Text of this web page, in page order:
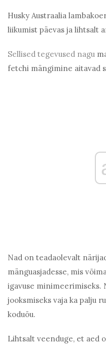
Husky Austraalia
liikumist päevas ja lihtsalt
Sellised tegevused nagu
fetchi mängimine aitavad
Nad on teadaolevalt
mänguasjadesse, mis
igavuse minimeerimiseks.
jooksmiseks vaja ka palju
koduõu.
Lihtsalt veenduge, et aed